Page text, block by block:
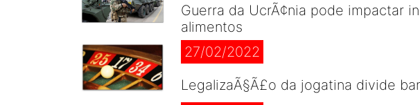
Guerra da UcrÃ¢nia pode impactar
alimentos
27/02/2022
LegalizaÃ§Ã£o da jogatina divide